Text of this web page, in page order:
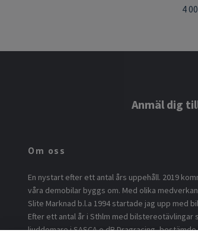
4
Anmäl dig
Om oss
En nystart efter ett antal års uppehåll. 2019
våra demobilar byggs om. Med olika
Slite Marknad b.l.a 1994 startade jag upp med
Efter ett antal år i Sthlm med bilstereotävlingar
ljuddomare i SASCA o dB Dragracing,